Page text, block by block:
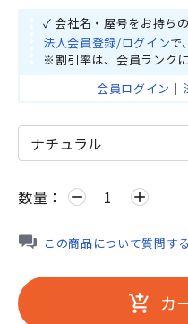
✓ 会社名・屋号をお持ち
法人会員登録/ログインで
※割引率は、会員ランクに
会員ログイン ｜
数量： remove add
この商品について質問する
add_shopping_cart カ